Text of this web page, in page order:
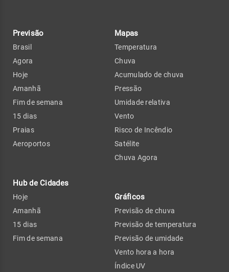
Previsão
Brasil
Agora
Hoje
Amanhã
Fim de semana
15 dias
Praias
Aeroportos
Hub de Cidades
Hoje
Amanhã
15 dias
Fim de semana
Mapas
Temperatura
Chuva
Acumulado de chuva
Pressão
Umidade relativa
Vento
Risco de Incêndio
Satélite
Chuva Agora
Gráficos
Previsão de chuva
Previsão de temperatura
Previsão de umidade
Vento hora a hora
Índice UV